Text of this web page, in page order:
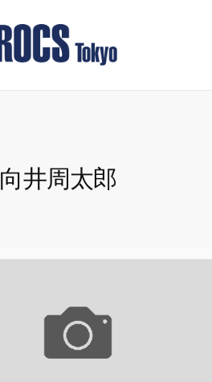
向井周太郎